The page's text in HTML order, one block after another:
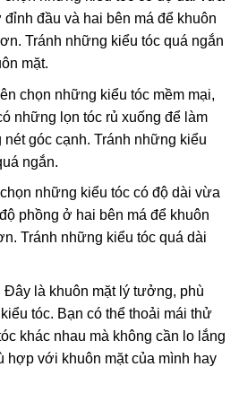
đầu và hai bên má để khuôn
Tránh những kiểu tóc quá ngắn
mặt.
chọn những kiểu tóc mềm mại,
những lọn tóc rủ xuống để làm
góc cạnh. Tránh những kiểu
ngắn.
những kiểu tóc có độ dài vừa
phồng ở hai bên má để khuôn
Tránh những kiểu tóc quá dài
Đây là khuôn mặt lý tưởng, phù
tóc. Bạn có thể thoải mái thử
khác nhau mà không cần lo lắng
hợp với khuôn mặt của mình hay